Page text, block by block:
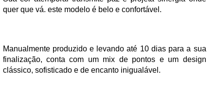
quer que vá. este modelo é belo e confortável.
Manualmente produzido e levando até 10 dias para a sua
finalização, conta com um mix de pontos e um design
clássico, sofisticado e de encanto inigualável.